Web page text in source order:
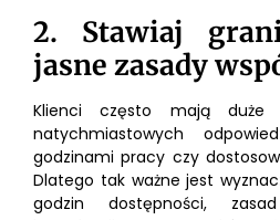
2. Stawiaj
jasne zasady
Klienci często mają duże
natychmiastowych
godzinami pracy czy
Dlatego tak ważne jest
godzin dostępności,